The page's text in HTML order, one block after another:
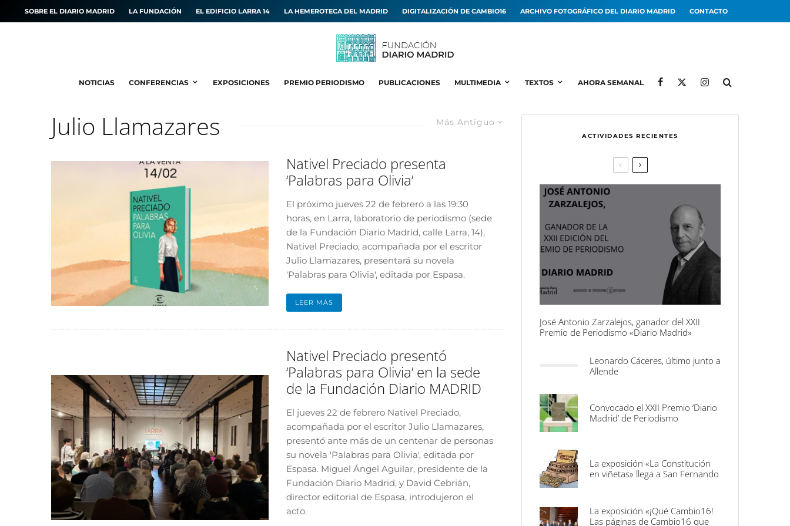
SOBRE EL DIARIO MADRID LA FUNDACIÓN EL EDIFICIO LARRA 14 LA HEMEROTECA DEL MADRID DIGITALIZACIÓN DE CAMBIO16 ARCHIVO FOTOGRÁFICO DEL DIARIO MADRID CONTACTO
NOTICIAS CONFERENCIAS EXPOSICIONES PREMIO PERIODISMO PUBLICACIONES MULTIMEDIA TEXTOS AHORA SEMANAL
Más Antiguo
Julio Llamazares
Nativel Preciado presenta
‘Palabras para Olivia’
El próximo jueves 22 de febrero a las 19:30
horas, en Larra, laboratorio de periodismo (sede
de la Fundación Diario Madrid, calle Larra, 14),
Nativel Preciado, acompañada por el escritor
Julio Llamazares, presentará su novela
'Palabras para Olivia', editada por Espasa.
LEER MÁS
Nativel Preciado presentó
‘Palabras para Olivia’ en la sede
de la Fundación Diario MADRID
El jueves 22 de febrero Nativel Preciado,
acompañada por el escritor Julio Llamazares,
presentó ante más de un centenar de personas
su novela 'Palabras para Olivia', editada por
Espasa. Miguel Ángel Aguilar, presidente de la
Fundación Diario Madrid, y David Cebrián,
director editorial de Espasa, introdujeron el
acto.
ACTIVIDADES RECIENTES
José Antonio Zarzalejos, ganador del XXII
Premio de Periodismo «Diario Madrid»
Leonardo Cáceres, último junto a
Allende
Convocado el XXII Premio ‘Diario
Madrid’ de Periodismo
La exposición «La Constitución
en viñetas» llega a San Fernando
La exposición «¡Qué Cambio16!
Las páginas de Cambio16 que